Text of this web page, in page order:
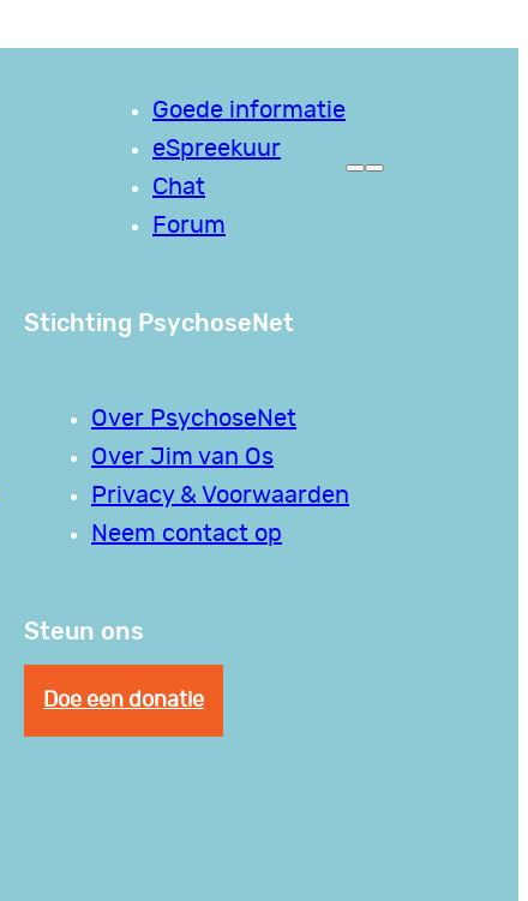
Goede informatie
eSpreekuur
Chat
Forum
Stichting PsychoseNet
Over PsychoseNet
Over Jim van Os
Privacy & Voorwaarden
Neem contact op
Steun ons
Doe een donatie